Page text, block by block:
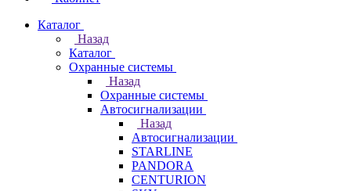
Каталог
Назад
Каталог
Охранные системы
Назад
Охранные системы
Автосигнализации
Назад
Автосигнализации
STARLINE
PANDORA
CENTURION